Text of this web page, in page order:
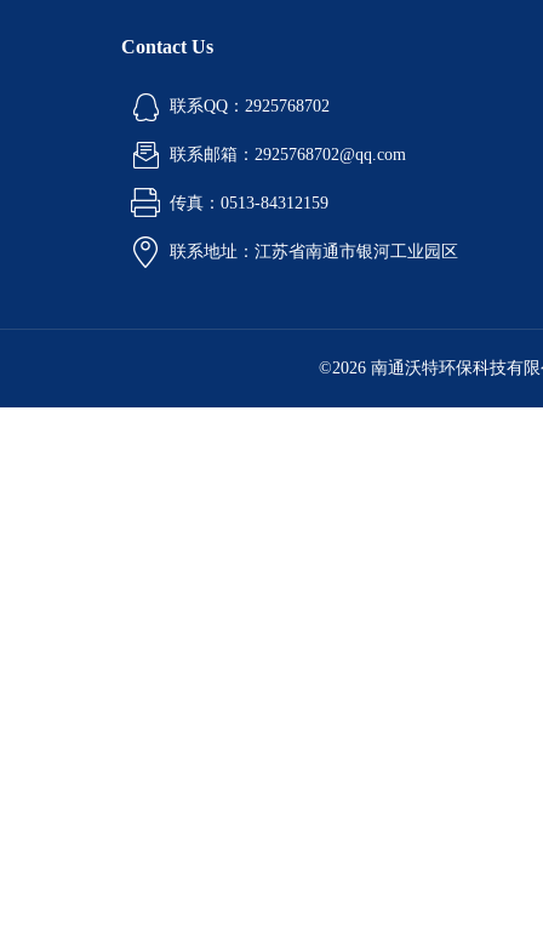
Contact Us
联系QQ：2925768702
联系邮箱：2925768702@qq.com
传真：0513-84312159
联系地址：江苏省南通市银河工业园区
©2026 南通沃特环保科技有